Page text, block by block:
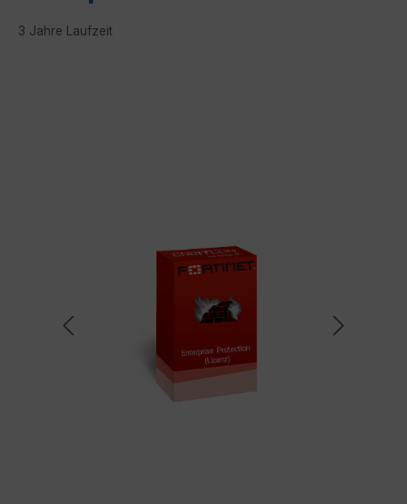
3 Jahre Laufzeit